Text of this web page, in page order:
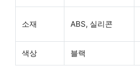
소재 ABS, 실리콘
색상 블랙